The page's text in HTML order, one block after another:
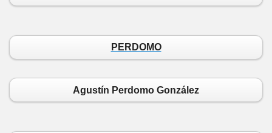
PERDOMO
Agustín Perdomo González